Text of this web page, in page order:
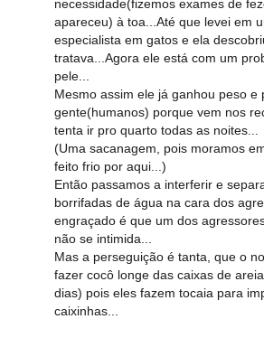
necessidade(fizemos exames de
apareceu) à toa...Até que levei em
especialista em gatos e ela
tratava...Agora ele está com um
pele...
Mesmo assim ele já ganhou peso e
gente(humanos) porque vem nos
tenta ir pro quarto todas as noites...
(Uma sacanagem, pois moramos
feito frio por aqui...)
Então passamos a interferir e
borrifadas de água na cara dos
engraçado é que um dos
não se intimida...
Mas a perseguição é tanta, que o
fazer cocô longe das caixas de
dias) pois eles fazem tocaia para
caixinhas...